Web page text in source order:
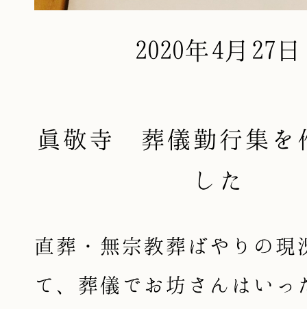
2020年4月27日
眞敬寺 葬儀勤行集を
した
直葬・無宗教葬ばやりの現
て、葬儀でお坊さんはいっ